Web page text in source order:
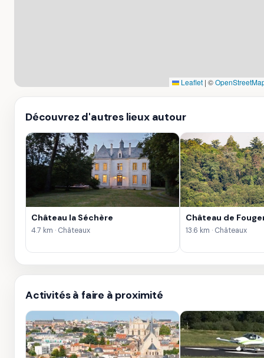
Leaflet | ©
Découvrez d'autres lieux autour
Château la Séchère
4.7 km · Châteaux
Château de
13.6 km · Châteaux
Activités à faire à proximité